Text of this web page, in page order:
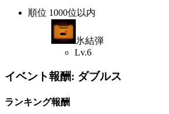
順位 1000位以内
氷結弾
Lv.6
イベント報酬: ダブルス
ランキング報酬